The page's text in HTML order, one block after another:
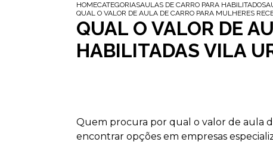
HOMECATEGORIASAULAS DE CARRO PARA HABILITADOS
QUAL O VALOR DE AULA DE CARRO PARA MULHERES
QUAL O VALOR DE
HABILITADAS VILA
Quem procura por qual o valor de aula
encontrar opções em empresas